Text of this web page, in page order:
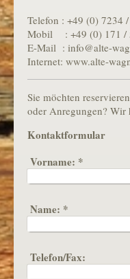
Telefon : +49 (0) 7234
Mobil : +49 (0) 171 /
E-Mail : info@alte-
Internet: www.alte-
Sie möchten
oder Anregungen? Wir
Kontaktformular
Vorname: *
Name: *
Telefon/Fax: